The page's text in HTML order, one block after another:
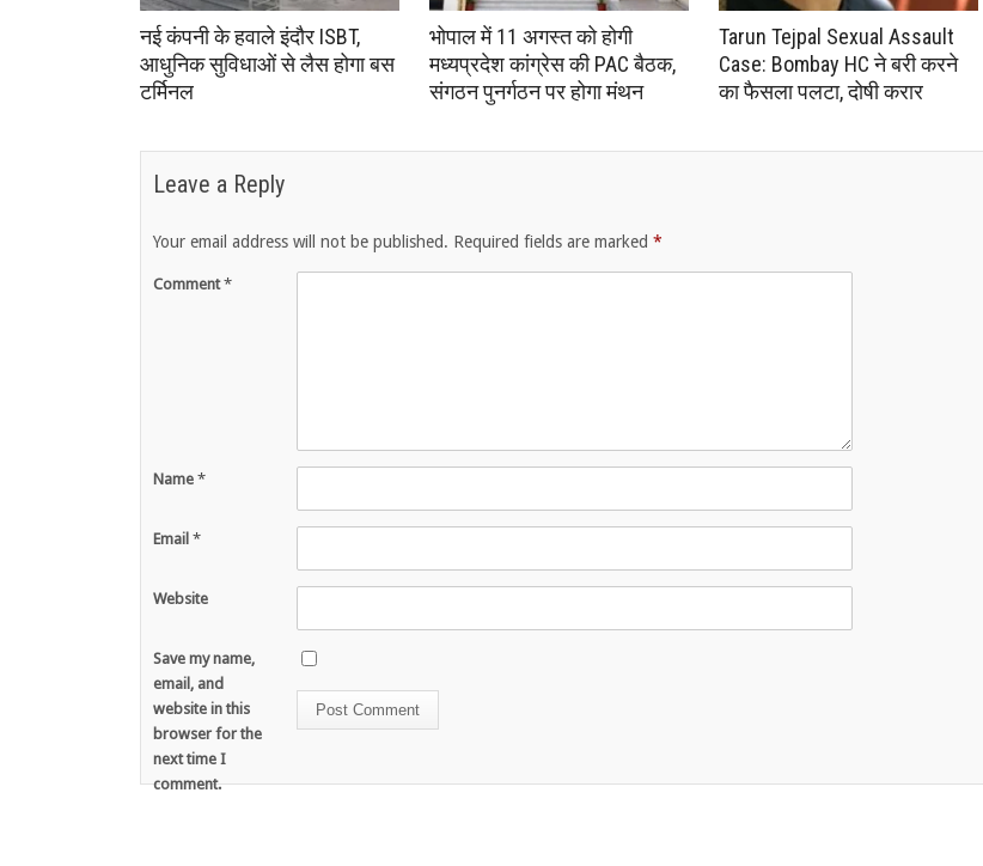
नई कंपनी के हवाले इंदौर ISBT,
आधुनिक सुविधाओं से लैस होगा बस
टर्मिनल
भोपाल में 11 अगस्त को होगी
मध्यप्रदेश कांग्रेस की PAC बैठक,
संगठन पुनर्गठन पर होगा मंथन
Tarun Tejpal Sexual Assault
Case: Bombay HC ने बरी करने
का फैसला पलटा, दोषी करार
Leave a Reply
Your email address will not be published. Required fields are marked *
Comment*
Name *
Email *
Website
Save my name,
email, and
website in this
browser for the
next time I
comment.